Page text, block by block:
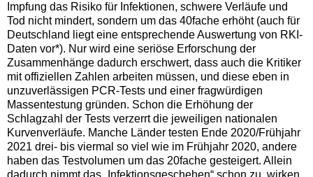
Impfung das Risiko für Infektionen, schwere Verläufe und
Tod nicht mindert, sondern um das 40fache erhöht (auch für
Deutschland liegt eine entsprechende Auswertung von RKI-
Daten vor*). Nur wird eine seriöse Erforschung der
Zusammenhänge dadurch erschwert, dass auch die Kritiker
mit offiziellen Zahlen arbeiten müssen, und diese eben in
unzuverlässigen PCR-Tests und einer fragwürdigen
Massentestung gründen. Schon die Erhöhung der
Schlagzahl der Tests verzerrt die jeweiligen nationalen
Kurvenverläufe. Manche Länder testen Ende 2020/Frühjahr
2021 drei- bis viermal so viel wie im Frühjahr 2020, andere
haben das Testvolumen um das 20fache gesteigert. Allein